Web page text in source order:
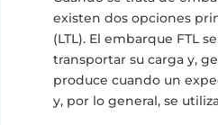
existen dos opciones
(LTL). El embarque FTL
transportar su carga y,
produce cuando un
y, por lo general, se